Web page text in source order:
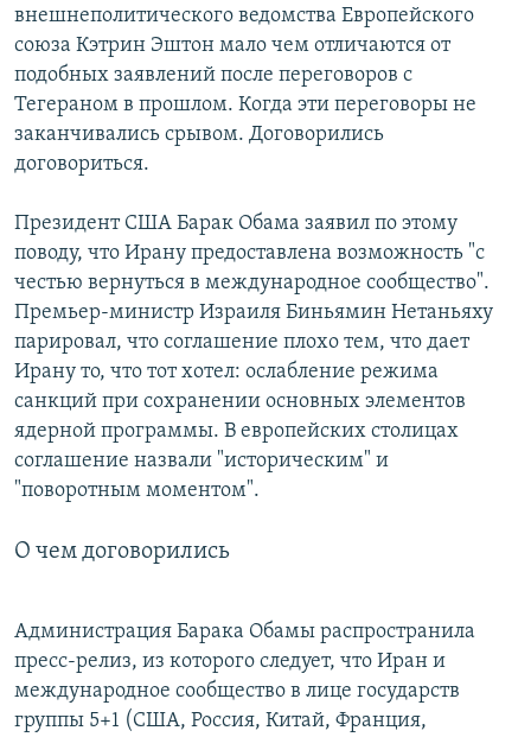
внешнеполитического ведомства Европейского
союза Кэтрин Эштон мало чем отличаются от
подобных заявлений после переговоров с
Тегераном в прошлом. Когда эти переговоры не
заканчивались срывом. Договорились
договориться.
Президент США Барак Обама заявил по этому
поводу, что Ирану предоставлена возможность "с
честью вернуться в международное сообщество".
Премьер-министр Израиля Биньямин Нетаньяху
парировал, что соглашение плохо тем, что дает
Ирану то, что тот хотел: ослабление режима
санкций при сохранении основных элементов
ядерной программы. В европейских столицах
соглашение назвали "историческим" и
"поворотным моментом".
О чем договорились
Администрация Барака Обамы распространила
пресс-релиз, из которого следует, что Иран и
международное сообщество в лице государств
группы 5+1 (США, Россия, Китай, Франция,